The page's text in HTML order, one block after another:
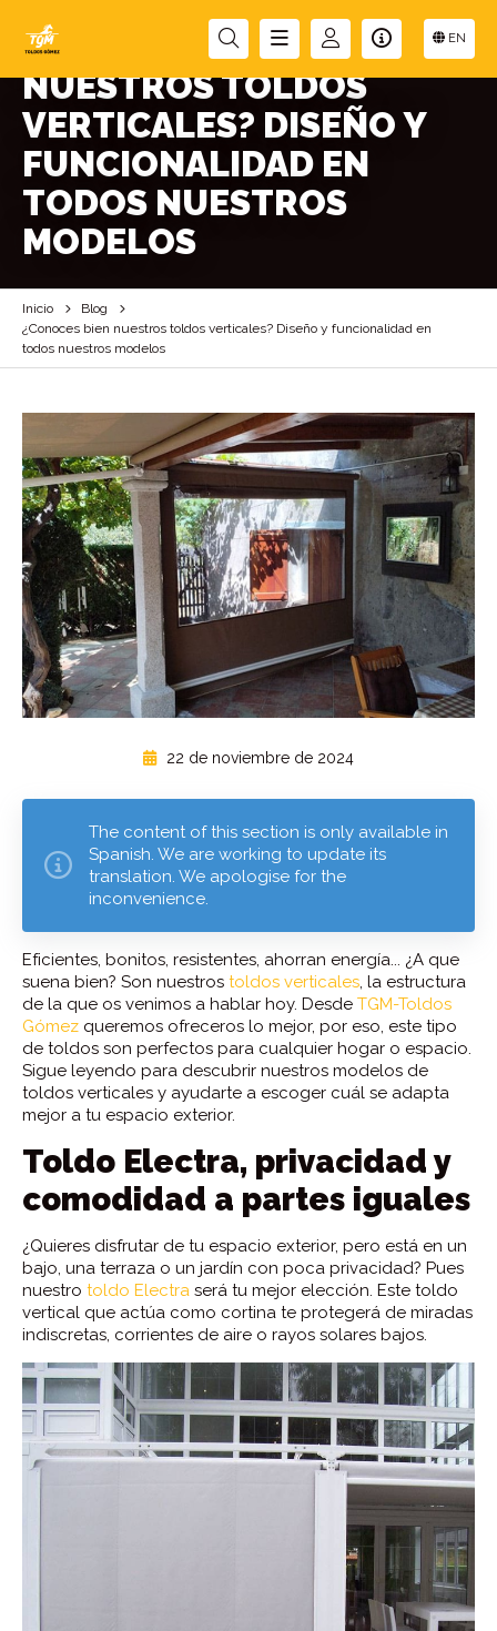
EN
¿CONOCES BIEN
NUESTROS TOLDOS
VERTICALES? DISEÑO Y
FUNCIONALIDAD EN
TODOS NUESTROS
MODELOS
Inicio
Blog
¿Conoces bien nuestros toldos verticales? Diseño y funcionalidad en
todos nuestros modelos
22 de noviembre de 2024
The content of this section is only available in
Spanish. We are working to update its
translation. We apologise for the
inconvenience.
Eficientes, bonitos, resistentes, ahorran energía... ¿A que
suena bien? Son nuestros toldos verticales , la estructura
de la que os venimos a hablar hoy. Desde TGM-Toldos
Gómez queremos ofreceros lo mejor, por eso, este tipo
de toldos son perfectos para cualquier hogar o espacio.
Sigue leyendo para descubrir nuestros modelos de
toldos verticales y ayudarte a escoger cuál se adapta
mejor a tu espacio exterior.
Toldo Electra, privacidad y
comodidad a partes iguales
¿Quieres disfrutar de tu espacio exterior, pero está en un
bajo, una terraza o un jardín con poca privacidad? Pues
nuestro toldo Electra será tu mejor elección. Este toldo
vertical que actúa como cortina te protegerá de miradas
indiscretas, corrientes de aire o rayos solares bajos.